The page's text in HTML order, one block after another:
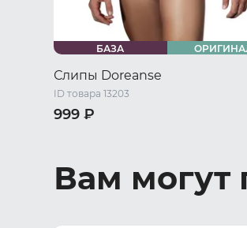
БАЗА
Слипы Doreanse
ID товара 13203
999 ₽
Вам могут